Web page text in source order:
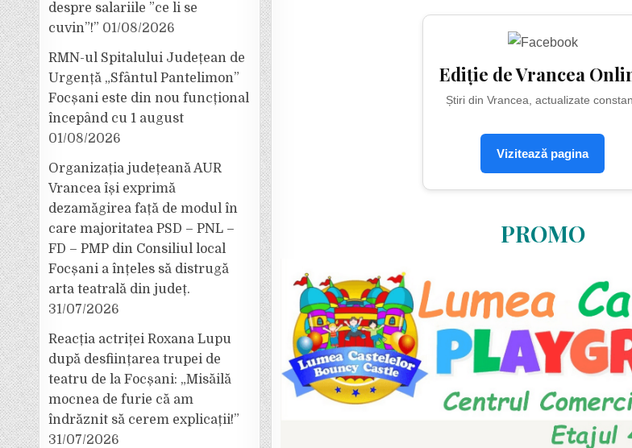
Ediție de Vrancea
Știri din Vrancea, actualizate
Vizitează pagina
PROMO
despre salariile ”ce li se
cuvin”!” 01/08/2026
RMN-ul Spitalului Județean de
Urgență „Sfântul Pantelimon”
Focșani este din nou funcțional
începând cu 1 august
01/08/2026
Organizația județeană AUR
Vrancea își exprimă
dezamăgirea față de modul în
care majoritatea PSD – PNL –
FD – PMP din Consiliul local
Focșani a înțeles să distrugă
arta teatrală din județ.
31/07/2026
Reacția actriței Roxana Lupu
după desființarea trupei de
teatru de la Focșani: „Misăilă
mocnea de furie că am
îndrăznit să cerem explicații!”
31/07/2026